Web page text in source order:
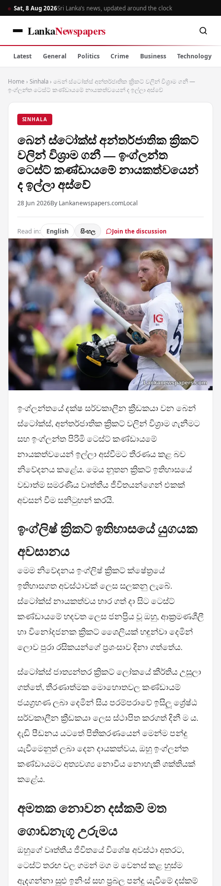
Sat, 8 Aug 2026Sri Lanka’s news, updated around the clock
LankaNewspapers
Latest General Politics Crime Business Technology
Home › Sinhala › බෙන් ස්ටෝක්ස් අන්තර්ජාතික ක්‍රිකට් වලින් විශ්‍රාම ගනී —
ඉංග්ලන්ත ටෙස්ට් කණ්ඩායමේ නායකත්වයෙන් ද ඉල්ලා අස්වේ
SINHALA
බෙන් ස්ටෝක්ස් අන්තර්ජාතික ක්‍රිකට්
වලින් විශ්‍රාම ගනී — ඉංග්ලන්ත
ටෙස්ට් කණ්ඩායමේ නායකත්වයෙන්
ද ඉල්ලා අස්වේ
28 Jun 2026By Lankanewspapers.comLocal
Read in: English සිංහල Join the discussion
ඉංග්ලන්තයේ දක්ෂ සර්වකාලීන ක්‍රීඩකයා වන බෙන්
ස්ටෝක්ස්, අන්තර්ජාතික ක්‍රිකට් වලින් විශ්‍රාම ගැනීමට
සහ ඉංග්ලන්ත පිරිමි ටෙස්ට් කණ්ඩායමේ
නායකත්වයෙන් ඉල්ලා අස්වීමට තීරණය කළ බව
නිවේදනය කළේය. මෙය නූතන ක්‍රිකට් ඉතිහාසයේ
වඩාත්ම සමරණීය වෘත්තීය ජීවිතයන්ගෙන් එකක්
අවසන් වීම සනිටුහන් කරයි.
ඉංග්ලිෂ් ක්‍රිකට් ඉතිහාසයේ යුගයක
අවසානය
මෙම නිවේදනය ඉංග්ලිෂ් ක්‍රිකට් ක්ෂේත්‍රයේ
ඉතිහාසගත අවස්ථාවක් ලෙස සලකනු ලැබේ.
ස්ටෝක්ස් නායකත්වය භාර ගත් දා සිට ටෙස්ට්
කණ්ඩායමේ හදවත ලෙස ජනප්‍රිය වූ ඔහු, ආක්‍රමණශීලී
හා විනෝදජනක ක්‍රිකට් ශෛලියක් හඳුන්වා දෙමින්
ලොව පුරා රසිකයන්ගේ ප්‍රශංසාව දිනා ගත්තේය.
ස්ටෝක්ස් ජාත්‍යන්තර ක්‍රිකට් ලෝකයේ කීර්තිය උසුලා
ගත්තේ, තීරණාත්මක මොහොතවල කණ්ඩායම්
ජයග්‍රහණ ලබා දෙමින් සිය පරම්පරාවේ ඉසිලූ ශ්‍රේෂ්ඨ
සර්වකාලීන ක්‍රීඩකයා ලෙස ස්ථාපිත කරගත් දිනී ම ය.
දැඩි පීඩනය යටතේ පිතිකරණයෙන් මෙන්ම පන්දු
යැවීමෙනුත් ලබා දෙන දායකත්වය, ඔහු ඉංග්ලන්ත
කණ්ඩායමට අත්‍යවශ්‍ය නොවිය නොහැකි ශක්තියක්
කළේය.
අමතක නොවන දස්කම් මත
ගොඩනැගූ උරුමය
ඔහුගේ වෘත්තීය ජීවිතයේ විශේෂ අවස්ථා අතරට,
ටෙස්ට් තරඟ වල ගමන් මග ම වෙනස් කළ හුස්ම
ඇදගන්නා සුළු ඉනිංස් සහ ප්‍රබල පන්දු යැවීමේ දස්කම්